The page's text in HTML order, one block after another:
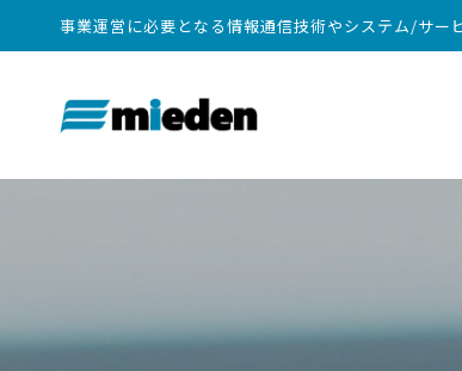
事業運営に必要となる情報通信技術やシステム/サー